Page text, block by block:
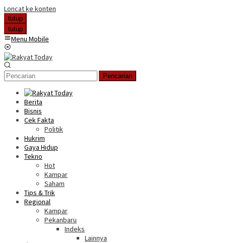
Loncat ke konten
tutup
tutup
Menu Mobile
Pencarian
Berita
Bisnis
Cek Fakta
Politik
Hukrim
Gaya Hidup
Tekno
Hot
Kampar
Saham
Tips & Trik
Regional
Kampar
Pekanbaru
Indeks
Lainnya